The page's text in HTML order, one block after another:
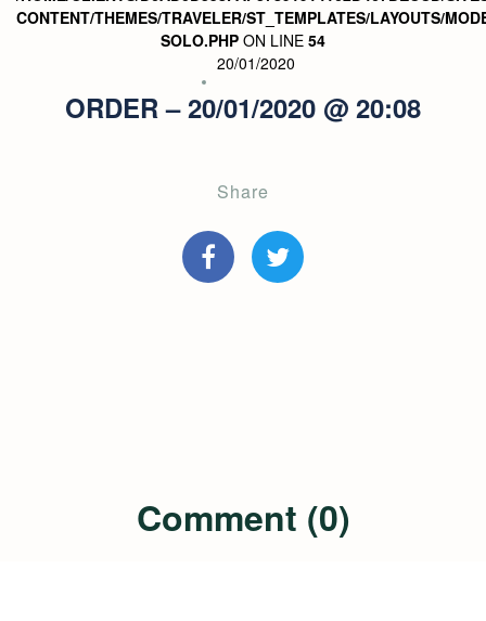
CONTENT/THEMES/TRAVELER/ST_TEMPLATES/LAYOUTS/
SOLO.PHP ON LINE 54
20/01/2020
ORDER – 20/01/2020 @ 20:08
Share
Comment (0)